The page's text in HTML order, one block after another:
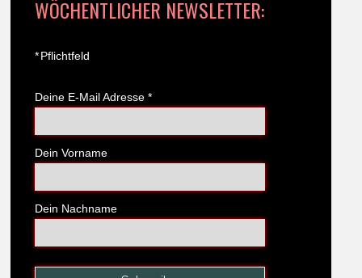
WÖCHENTLICHER NEWSLETTER:
*Pflichtfeld
Deine E-Mail Adresse *
Dein Vorname
Dein Nachname